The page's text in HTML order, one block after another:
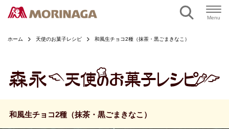
Menu
ホーム 天使のお菓子レシピ 和風生チョコ2種（抹茶・黒ごまきなこ）
和風生チョコ2種（抹茶・黒ごまきなこ）